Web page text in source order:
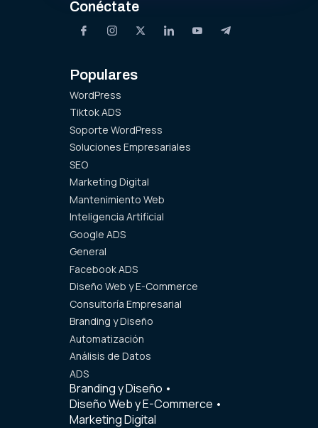
Conéctate
Populares
WordPress
Tiktok ADS
Soporte WordPress
Soluciones Empresariales
SEO
Marketing Digital
Mantenimiento Web
Inteligencia Artificial
Google ADS
General
Facebook ADS
Diseño Web y E-Commerce
Consultoría Empresarial
Branding y Diseño
Automatización
Análisis de Datos
ADS
Branding y Diseño •
Diseño Web y E-Commerce •
Marketing Digital